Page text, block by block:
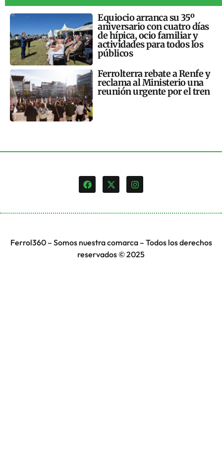
Equiocio arranca su 35º
aniversario con cuatro días
de hípica, ocio familiar y
actividades para todos los
públicos
Ferrolterra rebate a Renfe y
reclama al Ministerio una
reunión urgente por el tren
Ferrol360 – Somos nuestra comarca – Todos los derechos
reservados © 2025